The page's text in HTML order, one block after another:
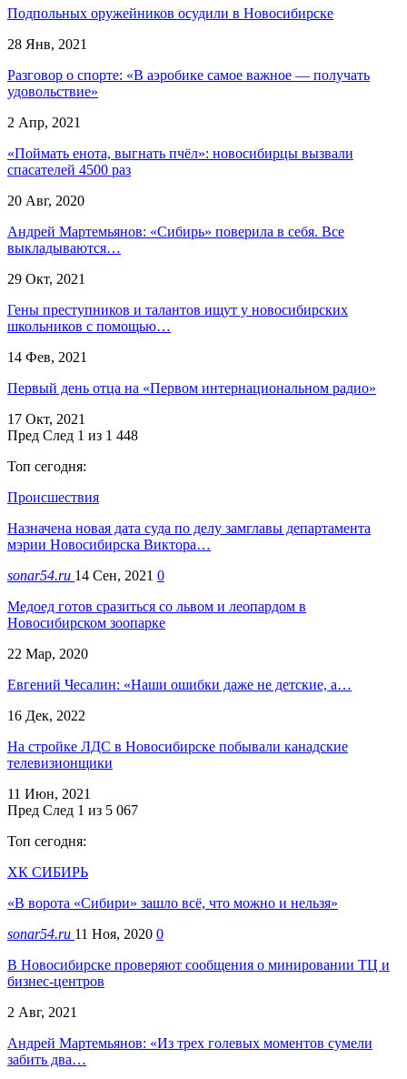
Подпольных оружейников осудили в Новосибирске
28 Янв, 2021
Разговор о спорте: «В аэробике самое важное — получать
удовольствие»
2 Апр, 2021
«Поймать енота, выгнать пчёл»: новосибирцы вызвали
спасателей 4500 раз
20 Авг, 2020
Андрей Мартемьянов: «Сибирь» поверила в себя. Все
выкладываются…
29 Окт, 2021
Гены преступников и талантов ищут у новосибирских
школьников с помощью…
14 Фев, 2021
Первый день отца на «Первом интернациональном радио»
17 Окт, 2021
Пред След 1 из 1 448
Топ сегодня:
Происшествия
Назначена новая дата суда по делу замглавы департамента
мэрии Новосибирска Виктора…
sonar54.ru 14 Сен, 2021 0
Медоед готов сразиться со львом и леопардом в
Новосибирском зоопарке
22 Мар, 2020
Евгений Чесалин: «Наши ошибки даже не детские, а…
16 Дек, 2022
На стройке ЛДС в Новосибирске побывали канадские
телевизионщики
11 Июн, 2021
Пред След 1 из 5 067
Топ сегодня:
ХК СИБИРЬ
«В ворота «Сибири» зашло всё, что можно и нельзя»
sonar54.ru 11 Ноя, 2020 0
В Новосибирске проверяют сообщения о минировании ТЦ и
бизнес-центров
2 Авг, 2021
Андрей Мартемьянов: «Из трех голевых моментов сумели
забить два…